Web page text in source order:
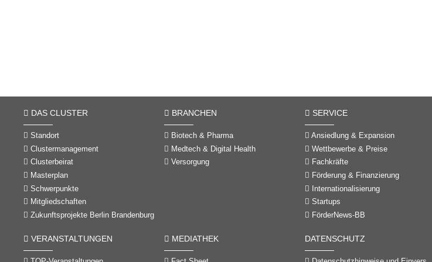
DAS CLUSTER
Standort
Clustermanagement
Clusterbeirat
Masterplan
Schwerpunkte
Mitgliedschaften
Zukunftsprojekte Berlin Brandenburg
BRANCHEN
Biotech & Pharma
Medtech & Digital Health
Versorgung
SERVICE
Ansiedlung & Expansion
Wettbewerbe & Preise
Fachkräfte
Förderung & Finanzierung
Internationalisierung
Startups
FörderNews-BB
VERANSTALTUNGEN MEDIATHEK DATENSCHUTZ